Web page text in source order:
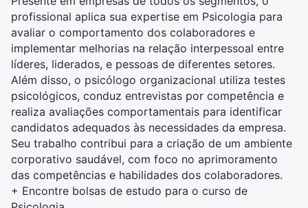
profissional aplica sua expertise em Psicologia para
avaliar o comportamento dos colaboradores e
implementar melhorias na relação interpessoal entre
líderes, liderados, e pessoas de diferentes setores.
Além disso, o psicólogo organizacional utiliza testes
psicológicos, conduz entrevistas por competência e
realiza avaliações comportamentais para identificar
candidatos adequados às necessidades da empresa.
Seu trabalho contribui para a criação de um ambiente
corporativo saudável, com foco no aprimoramento
das competências e habilidades dos colaboradores.
+ Encontre bolsas de estudo para o curso de